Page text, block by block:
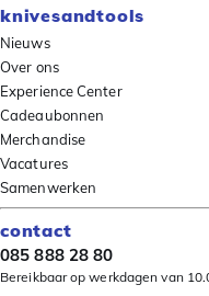
knivesandtools
Nieuws
Over ons
Experience Center
Cadeaubonnen
Merchandise
Vacatures
Samenwerken
contact
085 888 28 80
Bereikbaar op werkdagen van